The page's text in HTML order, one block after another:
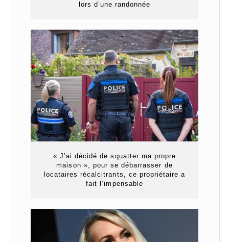
lors d’une randonnée
« J’ai décidé de squatter ma propre
maison », pour se débarrasser de
locataires récalcitrants, ce propriétaire a
fait l’impensable